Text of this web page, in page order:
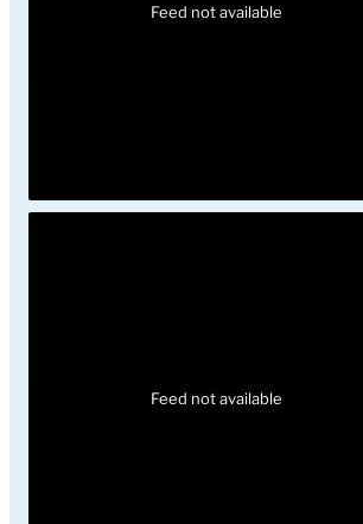
Feed not available
Feed not available